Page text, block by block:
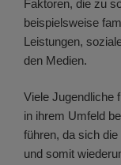
Faktoren, die zu
beispielsweise
Leistungen,
den Medien.
Viele Jugendliche
in ihrem Umfeld
führen, da sich
und somit